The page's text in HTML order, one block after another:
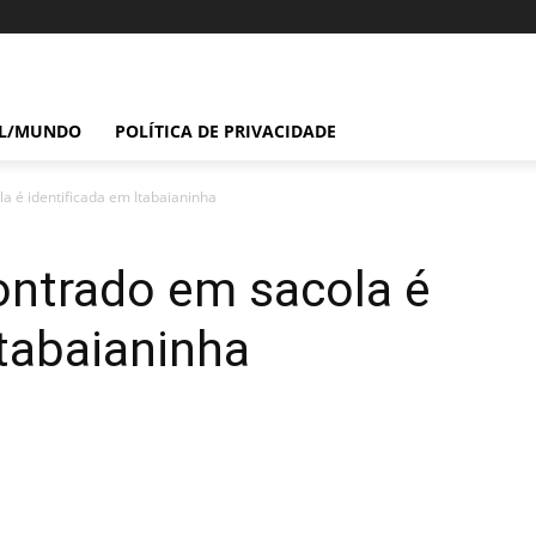
MUNDO POLÍTICA DE PRIVACIDADE
é identificada em Itabaianinha
em sacola é